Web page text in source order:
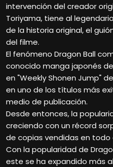
intervención del creador
Toriyama, tiene al
de la historia original, el
del filme.
El fenómeno Dragon Ball
conocido manga japonés
en "Weekly Shonen Jump"
en uno de los títulos más
medio de publicación.
Desde entonces, la
creciendo con un récord
de copias vendidas en
Con la popularidad de
este se ha expandido más